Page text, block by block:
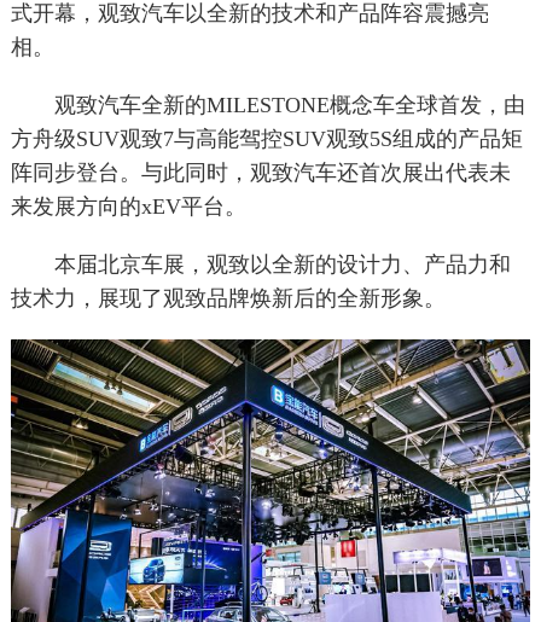
式开幕，观致汽车以全新的技术和产品阵容震撼亮
相。
观致汽车全新的MILESTONE概念车全球首发，由
方舟级SUV观致7与高能驾控SUV观致5S组成的产品矩
阵同步登台。与此同时，观致汽车还首次展出代表未
来发展方向的xEV平台。
本届北京车展，观致以全新的设计力、产品力和
技术力，展现了观致品牌焕新后的全新形象。